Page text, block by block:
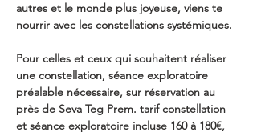
autres et le monde plus joyeuse, viens te
nourrir avec les constellations systémiques.
Pour celles et ceux qui souhaitent réaliser
une constellation, séance exploratoire
préalable nécessaire, sur réservation au
près de Seva Teg Prem. tarif constellation
et séance exploratoire incluse 160 à 180€,